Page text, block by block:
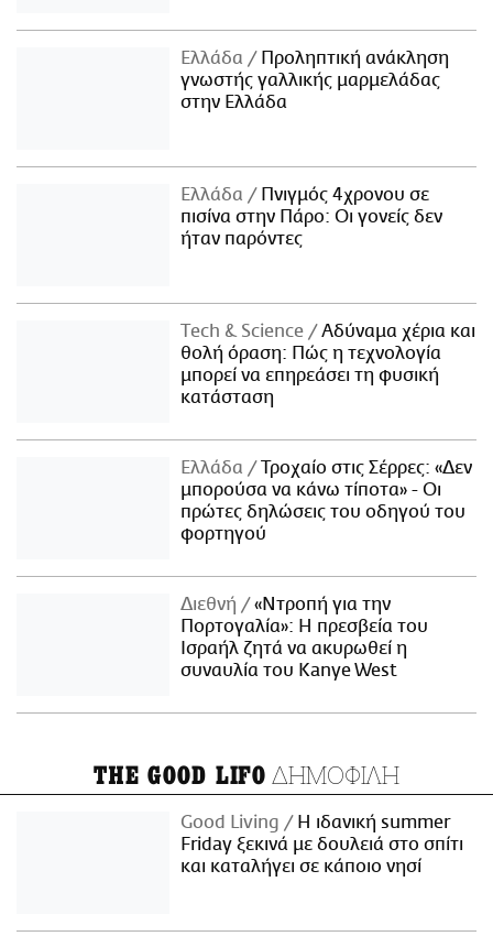
Ελλάδα
Προληπτική ανάκληση
γνωστής γαλλικής μαρμελάδας
στην Ελλάδα
Ελλάδα
Πνιγμός 4χρονου σε
πισίνα στην Πάρο: Οι γονείς δεν
ήταν παρόντες
Τech & Science
Αδύναμα χέρια και
θολή όραση: Πώς η τεχνολογία
μπορεί να επηρεάσει τη φυσική
κατάσταση
Ελλάδα
Τροχαίο στις Σέρρες: «Δεν
μπορούσα να κάνω τίποτα» - Οι
πρώτες δηλώσεις του οδηγού του
φορτηγού
Διεθνή
«Ντροπή για την
Πορτογαλία»: Η πρεσβεία του
Ισραήλ ζητά να ακυρωθεί η
συναυλία του Kanye West
THE GOOD LIFO ΔΗΜΟΦΙΛΗ
Good Living
Η ιδανική summer
Friday ξεκινά με δουλειά στο σπίτι
και καταλήγει σε κάποιο νησί